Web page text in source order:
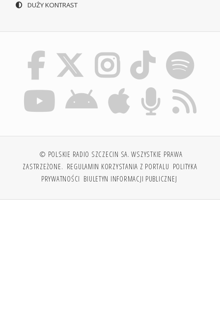
DUŻY KONTRAST
© POLSKIE RADIO SZCZECIN SA. WSZYSTKIE PRAWA
ZASTRZEŻONE. REGULAMIN KORZYSTANIA Z PORTALU POLITYKA
PRYWATNOŚCI BIULETYN INFORMACJI PUBLICZNEJ